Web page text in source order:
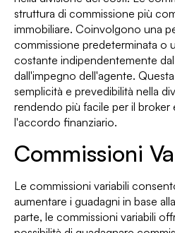
struttura di commissione più
immobiliare. Coinvolgono una
commissione predeterminata o
costante indipendentemente
dall'impegno dell'agente.
semplicità e prevedibilità nella
rendendo più facile per il
l'accordo finanziario.
Commissioni
Le commissioni variabili
aumentare i guadagni in base
parte, le commissioni variabili